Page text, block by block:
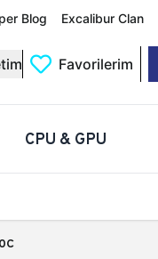
Blog Excalibur Clan
Favorilerim
CPU & GPU